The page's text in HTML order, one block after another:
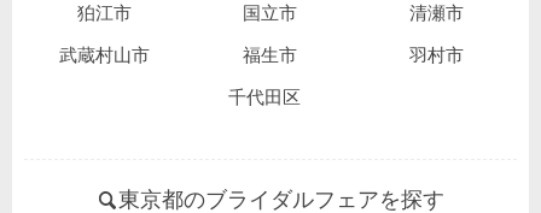
狛江市 国立市 清瀬市
武蔵村山市 福生市 羽村市
千代田区
東京都のブライダルフェアを探す